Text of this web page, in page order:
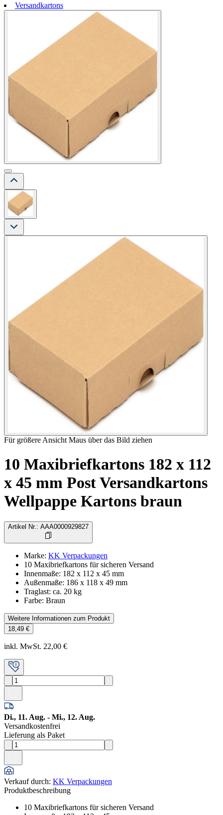
Versandkartons
Für größere Ansicht Maus über das Bild ziehen
10 Maxibriefkartons 182 x 112
x 45 mm Post Versandkartons
Wellpappe Kartons braun
Artikel Nr. : AAA0000929827
Marke: KK Verpackungen
10 Maxibriefkartons für sicheren Versand
Innenmaße: 182 x 112 x 45 mm
Außenmaße: 186 x 118 x 49 mm
Traglast: ca. 20 kg
Farbe: Braun
Weitere Informationen zum Produkt
18,49 €
inkl. MwSt. 22,00 €
Di., 11. Aug. - Mi., 12. Aug.
Versandkostenfrei
Lieferung als Paket
Verkauf durch: KK Verpackungen
Produktbeschreibung
10 Maxibriefkartons für sicheren Versand